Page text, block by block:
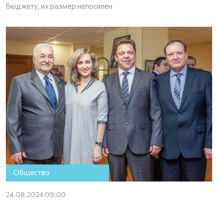
бюджету, их размер непосилен
Общество
24.08.2024 09:00